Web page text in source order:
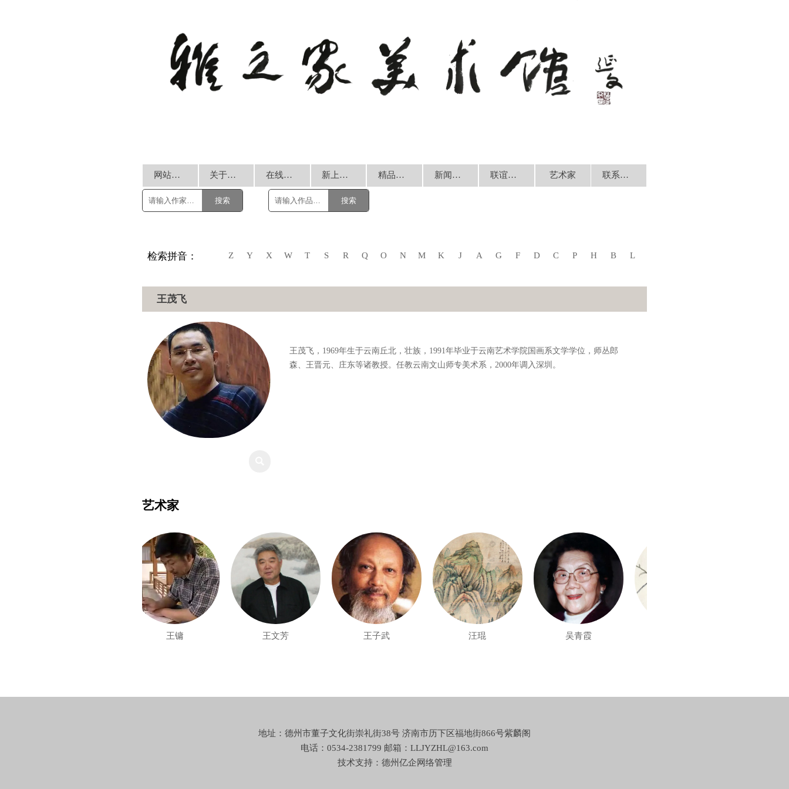
网站首页 关于我们 在线销售 新上书画 精品回放 新闻动态 联谊交流 艺术家 联系我们
搜索 搜索
检索拼音： Z Y X W T S R Q O N M K J A G F D C P H B L
王茂飞
王茂飞，1969年生于云南丘北，壮族，1991年毕业于云南艺术学院国画系文学学位，师丛郎
森、王晋元、庄东等诸教授。任教云南文山师专美术系，2000年调入深圳。
艺术家
王文芳 王子武 吴青霞
地址：德州市董子文化街崇礼街38号 济南市历下区福地街866号紫麟阁
电话：0534-2381799 邮箱：LLJYZHL@163.com
技术支持：德州亿企网络管理